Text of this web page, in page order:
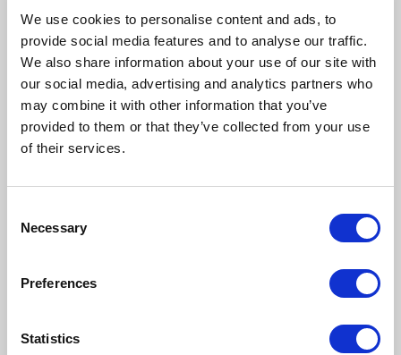
We use cookies to personalise content and ads, to
provide social media features and to analyse our traffic.
We also share information about your use of our site with
our social media, advertising and analytics partners who
may combine it with other information that you’ve
provided to them or that they’ve collected from your use
of their services.
Selection
Necessary
Preferences
Statistics
Opinie (0) NAPISZ OPINIĘ
Sortuj
Nie ma tutaj jeszcze żadnej